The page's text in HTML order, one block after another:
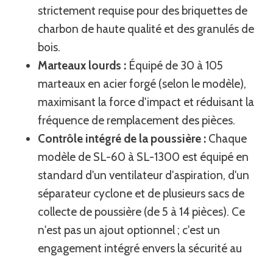
strictement requise pour des briquettes de
charbon de haute qualité et des granulés de
bois.
Marteaux lourds : Équipé de 30 à 105
marteaux en acier forgé (selon le modèle),
maximisant la force d'impact et réduisant la
fréquence de remplacement des pièces.
Contrôle intégré de la poussière : Chaque
modèle de SL-60 à SL-1300 est équipé en
standard d'un ventilateur d'aspiration, d'un
séparateur cyclone et de plusieurs sacs de
collecte de poussière (de 5 à 14 pièces). Ce
n'est pas un ajout optionnel ; c'est un
engagement intégré envers la sécurité au